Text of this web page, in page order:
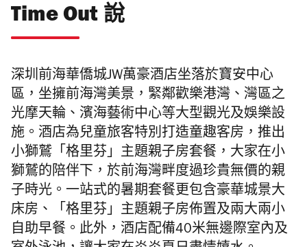
Time Out 說
深圳前海華僑城JW萬豪酒店坐落於寶安中心
區，坐擁前海灣美景，緊鄰歡樂港灣、灣區之
光摩天輪、濱海藝術中心等大型觀光及娛樂設
施。酒店為兒童旅客特別打造童趣客房，推出
小獅鷲「格里芬」主題親子房套餐，大家在小
獅鷲的陪伴下，於前海灣畔度過珍貴無價的親
子時光。一站式的暑期套餐更包含豪華城景大
床房、「格里芬」主題親子房佈置及兩大兩小
自助早餐。此外，酒店配備40米無邊際室內及